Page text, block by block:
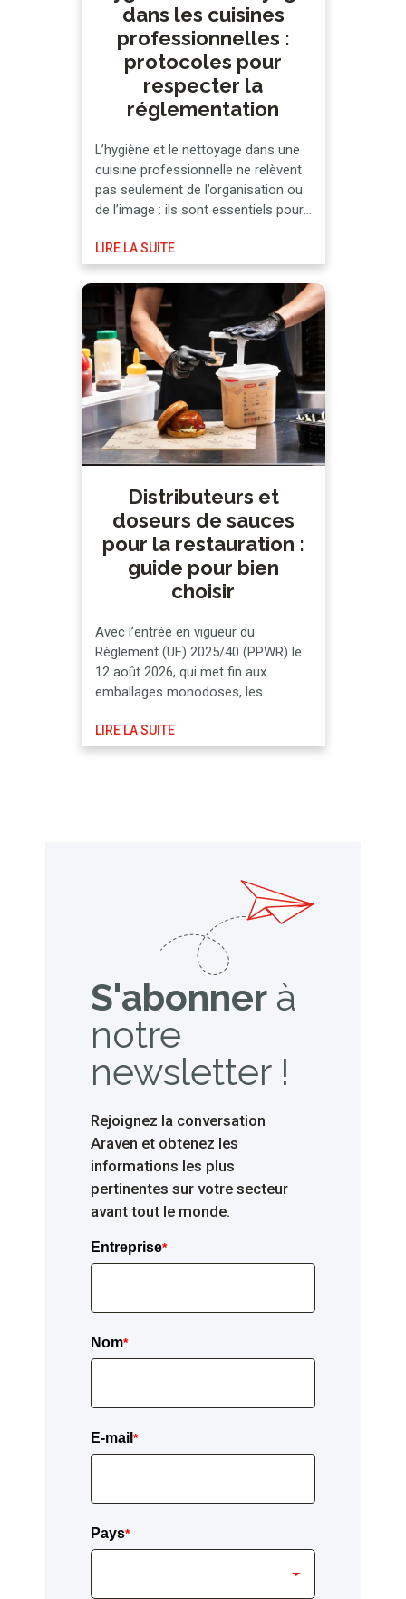
dans les cuisines
professionnelles :
protocoles pour
respecter la
réglementation
L’hygiène et le nettoyage dans une
cuisine professionnelle ne relèvent
pas seulement de l’organisation ou
de l’image : ils sont essentiels pour
vigueur et, par conséquent,
préserver la sécurité alimentaire et
le système HACCP. C’est
précisément en prenant comme
référence le système d’Analyse des
dangers et points critiques pour leur
maîtrise …
LIRE LA SUITE
Distributeurs et
doseurs de sauces
pour la restauration :
guide pour bien
choisir
Avec l’entrée en vigueur du
Règlement (UE) 2025/40 (PPWR) le
12 août 2026, qui met fin aux
emballages monodoses, les
tenus de rechercher des
alternatives réutilisables qui
LIRE LA SUITE
S'abonner à
notre
newsletter !
Rejoignez la conversation
Araven et obtenez les
informations les plus
pertinentes sur votre secteur
avant tout le monde.
Entreprise*
Nom*
E-mail *
Pays*